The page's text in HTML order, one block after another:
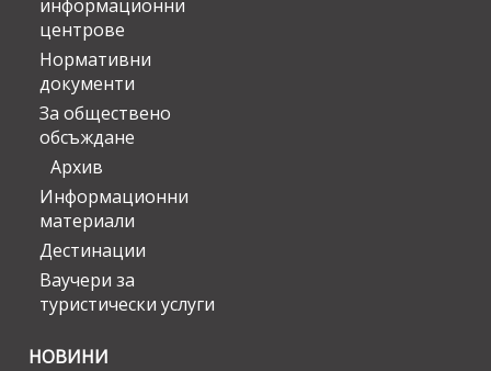
информационни
центрове
Нормативни
документи
За обществено
обсъждане
Архив
Информационни
материали
Дестинации
Ваучери за
туристически услуги
НОВИНИ